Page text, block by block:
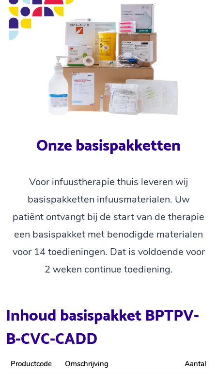
Onze basispakketten
Voor infuustherapie thuis leveren wij
basispakketten infuusmaterialen. Uw
patiënt ontvangt bij de start van de therapie
een basispakket met benodigde materialen
voor 14 toedieningen. Dat is voldoende voor
2 weken continue toediening.
Inhoud basispakket BPTPV-
B-CVC-CADD
Productcode Omschrijving Aantal